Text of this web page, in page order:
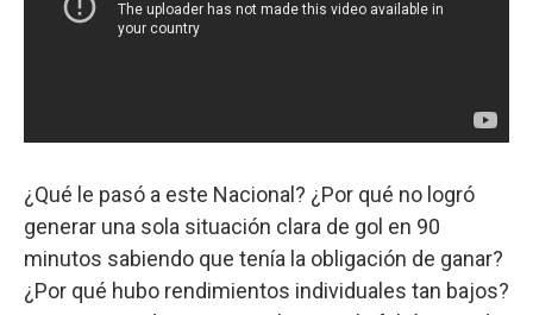
¿Qué le pasó a este Nacional? ¿Por qué no logró
generar una sola situación clara de gol en 90
minutos sabiendo que tenía la obligación de ganar?
¿Por qué hubo rendimientos individuales tan bajos?